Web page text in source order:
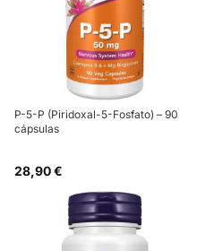
P-5-P (Piridoxal-5-Fosfato) – 90
cápsulas
28,90 €